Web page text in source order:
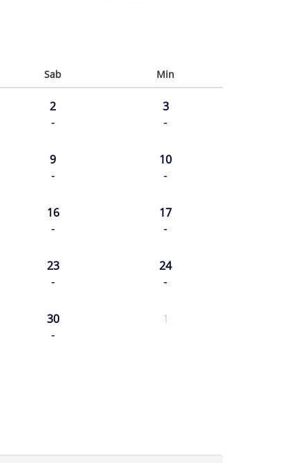
Sab Min
2
-
3
-
9
-
10
-
16
-
17
-
23
-
24
-
30
-
1